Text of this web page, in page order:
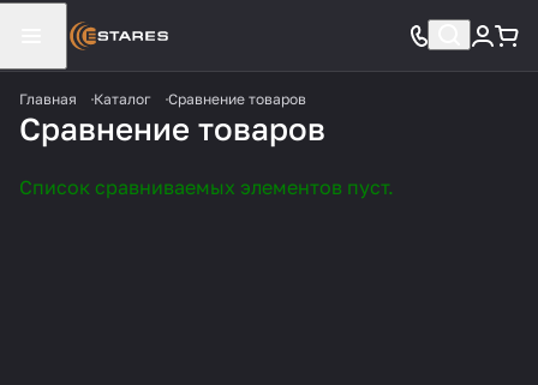
Главная Каталог Сравнение товаров
Сравнение товаров
Список сравниваемых элементов пуст.